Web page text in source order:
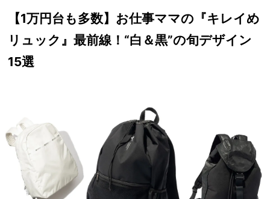
記憶
に一
生残
【エ
ロイ
ママ
の新
定
番”
【1万円台も多数】お仕事ママの『キレイめ
リュック』最前線！“白＆黒”の旬デザイン
15選